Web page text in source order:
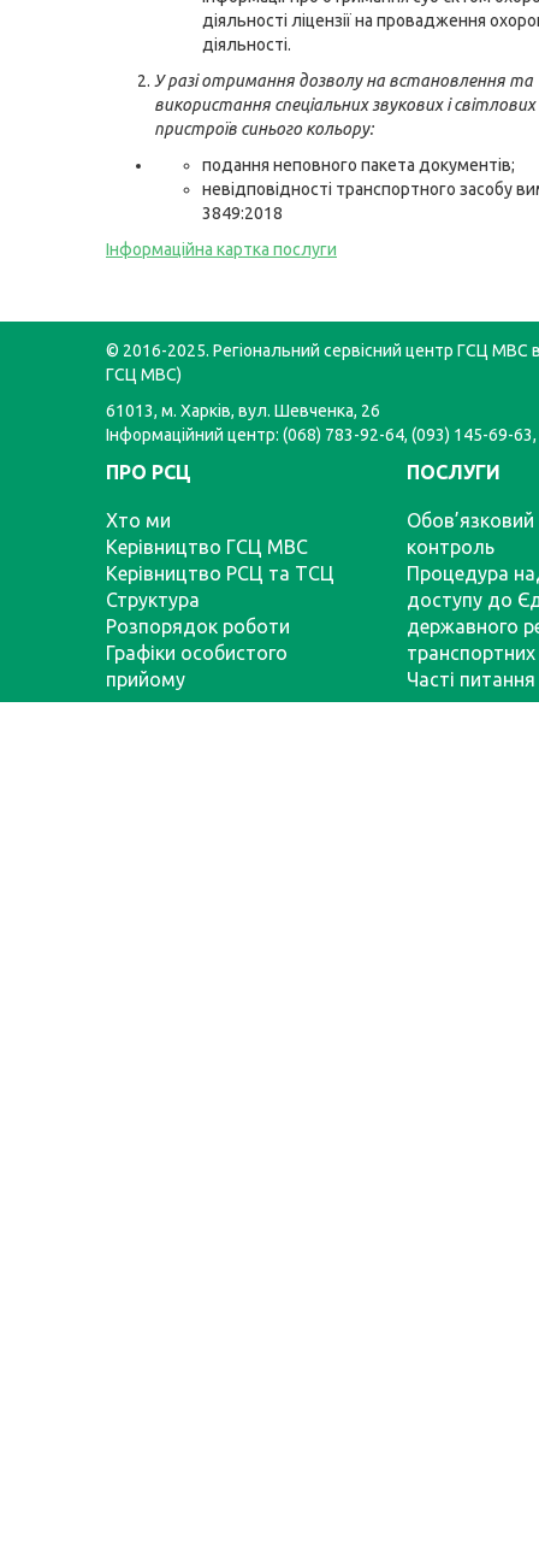
діяльності ліцензії на провадження
діяльності.
У разі отримання дозволу на встановлення та
використання спеціальних звукових і
пристроїв синього кольору:
подання неповного пакета документів;
невідповідності транспортного засобу
3849:2018
Інформаційна картка послуги
© 2016-2025. Регіональний сервісний центр ГСЦ МВС в
ГСЦ МВС)
61013, м. Харків, вул. Шевченка, 26
Інформаційний центр: (068) 783-92-64, (093) 145-69-
ПРО РСЦ
Хто ми
Керівництво ГСЦ МВС
Керівництво РСЦ та ТСЦ
Структура
Розпорядок роботи
Графіки особистого
прийому
ПОСЛУГИ
Обов’язковий
контроль
Процедура
доступу до
державного
транспортних
Часті питання